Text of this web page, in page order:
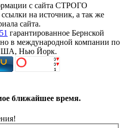
с сайта СТРОГО
на источник, а так же
сайта.
гарантированное Бернской
в международной компании по
США, Нью Йорк.
ближайшее время.